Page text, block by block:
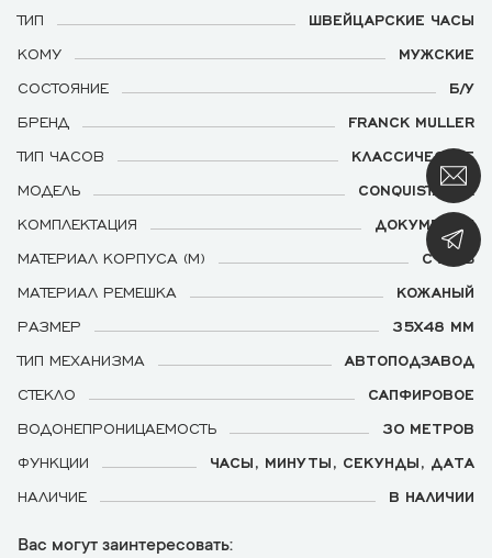
ТИП
ШВЕЙЦАРСКИЕ ЧАСЫ
КОМУ
МУЖСКИЕ
СОСТОЯНИЕ
Б/У
БРЕНД
FRANCK MULLER
ТИП ЧАСОВ
КЛАССИЧЕСКИЕ
МОДЕЛЬ
CONQUISTADOR
КОМПЛЕКТАЦИЯ
ДОКУМЕНТЫ
МАТЕРИАЛ КОРПУСА (М)
СТАЛЬ
МАТЕРИАЛ РЕМЕШКА
КОЖАНЫЙ
РАЗМЕР
35Х48 ММ
ТИП МЕХАНИЗМА
АВТОПОДЗАВОД
СТЕКЛО
САПФИРОВОЕ
ВОДОНЕПРОНИЦАЕМОСТЬ
30 МЕТРОВ
ФУНКЦИИ
ЧАСЫ, МИНУТЫ, СЕКУНДЫ, ДАТА
НАЛИЧИЕ
В НАЛИЧИИ
Вас могут заинтересовать